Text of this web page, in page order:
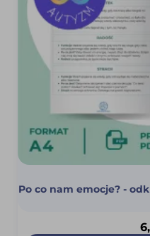
Po co nam emocje? -